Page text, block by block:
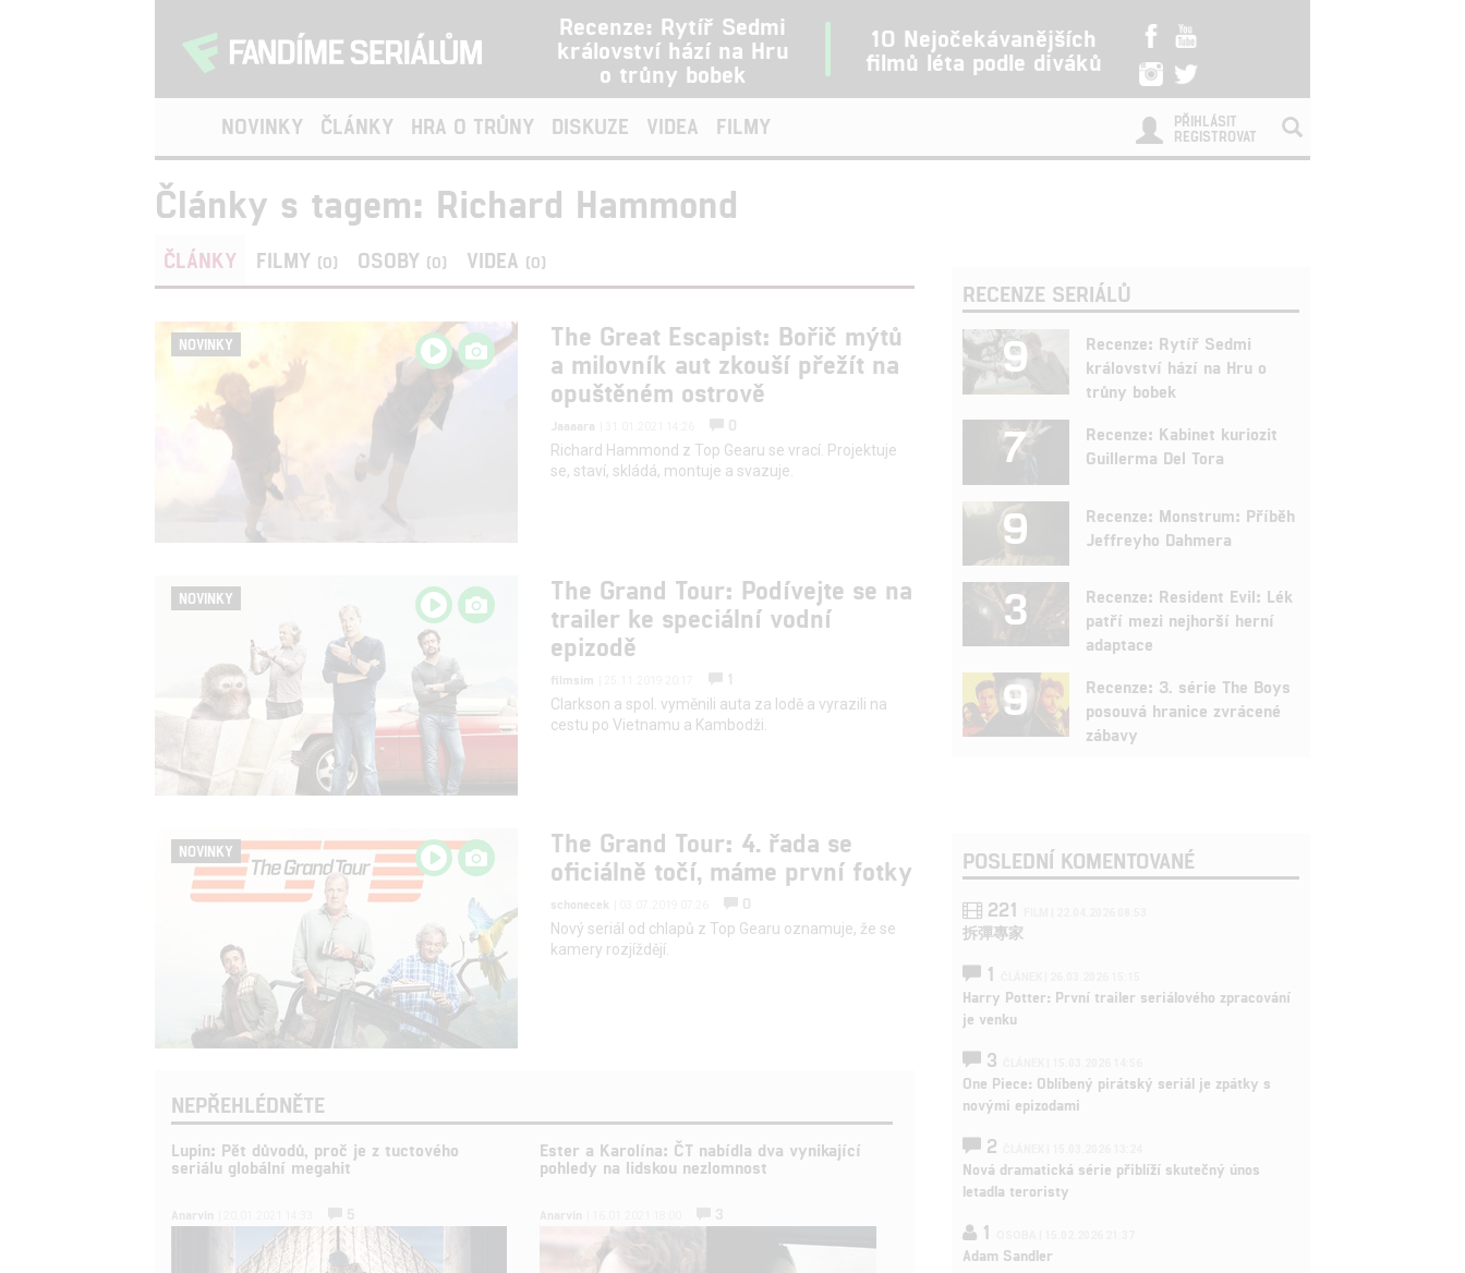
Recenze: Rytíř Sedmi
království hází na Hru
o trůny bobek
10 Nejočekávanějších
filmů léta podle diváků
NOVINKY ČLÁNKY HRA O TRŮNY DISKUZE VIDEA FILMY
PŘIHLÁSIT
REGISTROVAT
Články s tagem: Richard Hammond
ČLÁNKY FILMY (0) OSOBY (0) VIDEA (0)
NOVINKY
The Great Escapist: Bořič mýtů
a milovník aut zkouší přežít na
opuštěném ostrově
Jaaaara
0
Richard Hammond z Top Gearu se vrací. Projektuje
se, staví, skládá, montuje a svazuje.
NOVINKY
The Grand Tour: Podívejte se na
trailer ke speciální vodní
epizodě
filmsim
1
Clarkson a spol. vyměnili auta za lodě a vyrazili na
cestu po Vietnamu a Kambodži.
NOVINKY
The Grand Tour: 4. řada se
oficiálně točí, máme první fotky
schonecek
0
Nový seriál od chlapů z Top Gearu oznamuje, že se
kamery rozjíždějí.
NEPŘEHLÉDNĚTE
Lupin: Pět důvodů, proč je z tuctového
seriálu globální megahit
Ester a Karolína: ČT nabídla dva vynikající
pohledy na lidskou nezlomnost
RECENZE SERIÁLŮ
9
Recenze: Rytíř Sedmi
království hází na Hru o
trůny bobek
7
Recenze: Kabinet kuriozit
Guillerma Del Tora
9
Recenze: Monstrum: Příběh
Jeffreyho Dahmera
3
Recenze: Resident Evil: Lék
patří mezi nejhorší herní
adaptace
9
Recenze: 3. série The Boys
posouvá hranice zvrácené
zábavy
POSLEDNÍ KOMENTOVANÉ
221
拆彈專家
1
Harry Potter: První trailer seriálového zpracování
je venku
3
One Piece: Oblíbený pirátský seriál je zpátky s
novými epizodami
2
Nová dramatická série přiblíží skutečný únos
letadla teroristy
1
Adam Sandler